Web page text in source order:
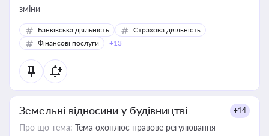
зміни
Банківська діяльність
Страхова діяльність
Фінансові послуги
+13
Земельні відносини у будівництві +14
Про що тема: Тема охоплює правове регулювання